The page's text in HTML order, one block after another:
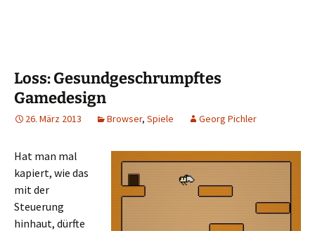
Loss: Gesundgeschrumpftes
Gamedesign
26. März 2013 Browser, Spiele Georg Pichler
Hat man mal
kapiert, wie das
mit der
Steuerung
hinhaut, dürfte